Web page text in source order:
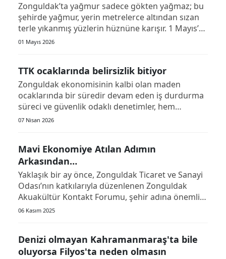
Zonguldak’ta yağmur sadece gökten yağmaz; bu
şehirde yağmur, yerin metrelerce altından sızan
terle yıkanmış yüzlerin hüznüne karışır. 1 Mayıs’ta
Madenci Anıtı’nda toplanan o kalabalık, sıradan
yeryüzünün soğ...
01 Mayıs 2026
TTK ocaklarında belirsizlik bitiyor
Zonguldak ekonomisinin kalbi olan maden
ocaklarında bir süredir devam eden iş durdurma
süreci ve güvenlik odaklı denetimler, hem
işçilerimiz hem de bölge esnafı tarafından
kadar birçok müessesede faaliyetlerin kısme...
07 Nisan 2026
Mavi Ekonomiye Atılan Adımın
Arkasından…
Yaklaşık bir ay önce, Zonguldak Ticaret ve Sanayi
Odası’nın katkılarıyla düzenlenen Zonguldak
Akuakültür Kontakt Forumu, şehir adına önemli
bir başlangıca işaret ediyordu. Aradan geçen
haritası olduğunu anlamamız...
06 Kasım 2025
Denizi olmayan Kahramanmaraş'ta bile
oluyorsa Filyos'ta neden olmasın